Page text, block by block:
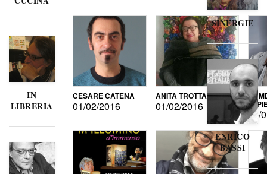
IN
LIBRERIA
CESARE CATENA
01/02/2016
ANITA TROTTA
01/02/2016 DI
15/
SINERGIE
ENRICO
BASSI